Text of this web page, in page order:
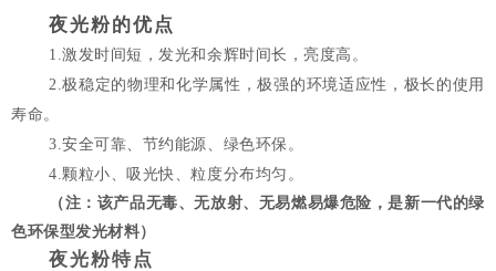
夜光粉的优点
1.激发时间短，发光和余辉时间长，亮度高。
2.极稳定的物理和化学属性，极强的环境适应性，极长的使用
寿命。
3.安全可靠、节约能源、绿色环保。
4.颗粒小、吸光快、粒度分布均匀。
（注：该产品无毒、无放射、无易燃易爆危险，是新一代的绿
色环保型发光材料）
夜光粉特点